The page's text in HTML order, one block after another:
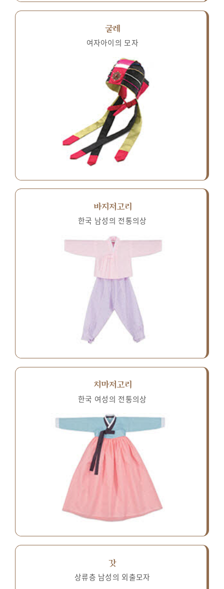
굴레
여자아이의 모자
바지저고리
한국 남성의 전통의상
치마저고리
한국 여성의 전통의상
갓
상류층 남성의 외출모자